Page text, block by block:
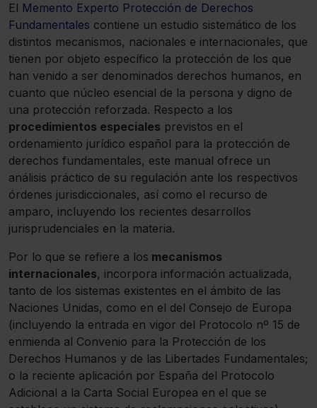
El Memento Experto Protección de Derechos
Fundamentales contiene un estudio sistemático de los
distintos mecanismos, nacionales e internacionales, que
tienen por objeto específico la protección de los que
han venido a ser denominados derechos humanos, en
cuanto que núcleo esencial de la persona y digno de
una protección reforzada. Respecto a los
procedimientos especiales previstos en el
ordenamiento jurídico español para la protección de
derechos fundamentales, este manual ofrece un
análisis práctico de su regulación ante los respectivos
órdenes jurisdiccionales, así como el recurso de
amparo, incluyendo los recientes desarrollos
jurisprudenciales en la materia.
Por lo que se refiere a los mecanismos
internacionales, incorpora información actualizada,
tanto de los sistemas existentes en el ámbito de las
Naciones Unidas, como en el del Consejo de Europa
(incluyendo la entrada en vigor del Protocolo nº 15 de
enmienda al Convenio para la Protección de los
Derechos Humanos y de las Libertades Fundamentales;
o la reciente aplicación por España del Protocolo
Adicional a la Carta Social Europea en el que se